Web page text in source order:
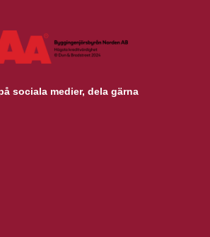
sociala medier, dela gärna